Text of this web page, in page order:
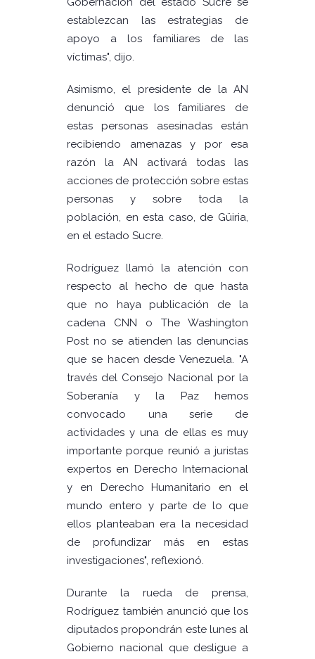
establezcan las estrategias de
apoyo a los familiares de las
víctimas", dijo.
Asimismo, el presidente de la AN
denunció que los familiares de
estas personas asesinadas están
recibiendo amenazas y por esa
razón la AN activará todas las
acciones de protección sobre estas
personas y sobre toda la
población, en esta caso, de Güiria,
en el estado Sucre.
Rodríguez llamó la atención con
respecto al hecho de que hasta
que no haya publicación de la
cadena CNN o The Washington
Post no se atienden las denuncias
que se hacen desde Venezuela. "A
través del Consejo Nacional por la
Soberanía y la Paz hemos
convocado una serie de
actividades y una de ellas es muy
importante porque reunió a juristas
expertos en Derecho Internacional
y en Derecho Humanitario en el
mundo entero y parte de lo que
ellos planteaban era la necesidad
de profundizar más en estas
investigaciones", reflexionó.
Durante la rueda de prensa,
Rodríguez también anunció que los
diputados propondrán este lunes al
Gobierno nacional que desligue a